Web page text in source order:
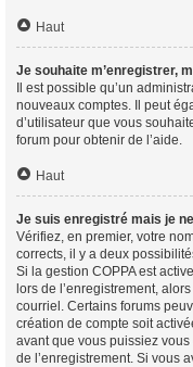
Haut
Je souhaite m’enregistrer,
Il est possible qu’un
nouveaux comptes. Il peut
d’utilisateur que vous
forum pour obtenir de l’aide.
Haut
Je suis enregistré mais je
Vérifiez, en premier, votre
corrects, il y a deux
Si la gestion COPPA est
lors de l’enregistrement,
courriel. Certains forums
création de compte soit
avant que vous puissiez
de l’enregistrement. Si vous